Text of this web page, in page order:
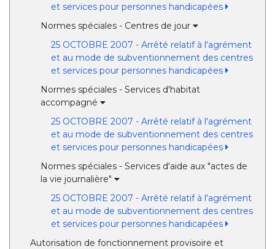
et services pour personnes handicapées
Normes spéciales - Centres de jour
25 OCTOBRE 2007 - Arrêté relatif à l'agrément
et au mode de subventionnement des centres
et services pour personnes handicapées
Normes spéciales - Services d'habitat
accompagné
25 OCTOBRE 2007 - Arrêté relatif à l'agrément
et au mode de subventionnement des centres
et services pour personnes handicapées
Normes spéciales - Services d'aide aux "actes de
la vie journalière"
25 OCTOBRE 2007 - Arrêté relatif à l'agrément
et au mode de subventionnement des centres
et services pour personnes handicapées
Autorisation de fonctionnement provisoire et